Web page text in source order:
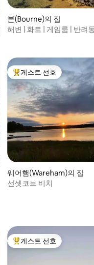
점 만점), 후기 34개
본(Bourne)의 집
해변 | 화로 | 게임룸 | 반려
점 만점), 후기 30개
상위 게스트 선호
게스트 선호
웨어햄(Wareham)의 집
선셋코브 비치
상위 게스트 선호
게스트 선호